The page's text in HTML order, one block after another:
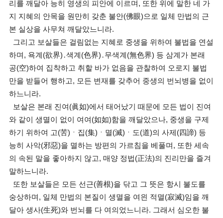
리를 깨달아 능히 영생의 피안에 이르며, 또한 위에 말한 네 가
지 지혜의 안목을 원만히 갖춘 불안(佛眼)으로 일체 만법의 근
본 실상을 사무쳐 깨달았느니라.
그리고 보살들은 걸림없는 지혜로 중생을 위하여 불법을 연설
하며, 욕계(欲界)․색계(色界)․무색계(無色界) 등 삼계가 본래
공(空)하여 집착하고 취할 바가 없음을 관찰하여 오로지 불법
만을 받들어 행하고, 모든 변재를 갖추어 중생의 번뇌병을 없이
하느니라.
보살은 본래 진여(眞如)에서 태어났기 때문에 모든 법이 진여
와 같이 생멸이 없이 여여(如如)함을 깨달았으나, 중생을 구제
하기 위하여 고(苦)ㆍ집(集)ㆍ멸(滅)ㆍ도(道)의 사제(四諦) 등
능히 사악(邪惡)을 멸하는 방편의 가르침을 베풀며, 또한 세속
의 속된 말을 좋아하지 않고, 매양 정법(正法)의 진리만을 즐겨
말하느니라.
또한 보살들은 모든 선근(善根)을 닦고 그 뜻은 항시 불도를
숭상하며, 일체 만법의 본질이 생멸을 여읜 적멸(寂滅)임을 깨
달아 생사(生死)와 번뇌를 다 여의었느니라. 그래서 심오한 불